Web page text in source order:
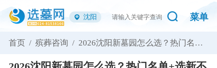
沈阳 菜单
首页 / 殡葬咨询 / 2026沈阳新墓园怎么选？热门名单